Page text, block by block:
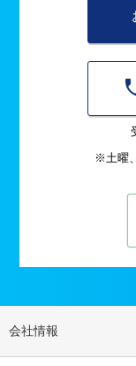
※土曜
会社情報